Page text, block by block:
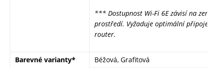
*** Dostupnost Wi-Fi 6E závisí na
prostředí. Vyžaduje optimální připojení
router.
Barevné varianty*
Béžová, Grafitová